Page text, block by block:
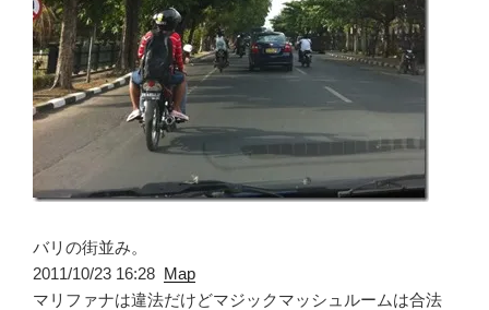
バリの街並み。
2011/10/23 16:28 Map
マリファナは違法だけどマジックマッシュルームは合法